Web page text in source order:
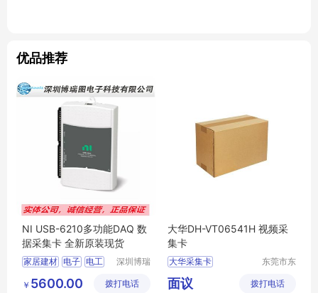
优品推荐
NI USB-6210多功能DAQ 数
据采集卡 全新原装现货
家居建材 电子 电工
深圳博瑞
技有限公
￥ 5600.00 拨打电话
大华DH-VT06541H 视频采
集卡
大华采集卡
视频采集卡
VT06541H
东莞市东
子配件店
面议 拨打电话